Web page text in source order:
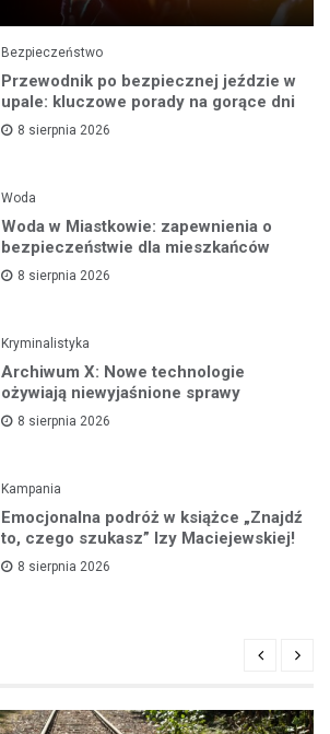
Bezpieczeństwo
Przewodnik po bezpiecznej jeździe w
upale: kluczowe porady na gorące dni
8 sierpnia 2026
Woda
Woda w Miastkowie: zapewnienia o
bezpieczeństwie dla mieszkańców
8 sierpnia 2026
Kryminalistyka
Archiwum X: Nowe technologie
ożywiają niewyjaśnione sprawy
8 sierpnia 2026
Kampania
Emocjonalna podróż w książce „Znajdź
to, czego szukasz” Izy Maciejewskiej!
8 sierpnia 2026